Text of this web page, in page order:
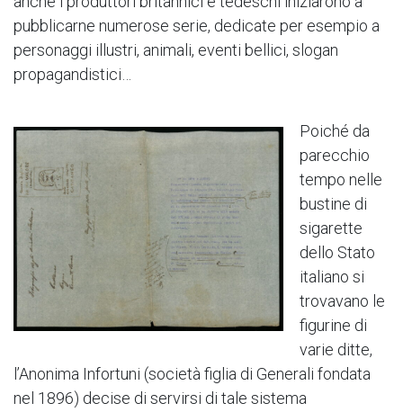
pubblicarne numerose serie, dedicate per esempio a
personaggi illustri, animali, eventi bellici, slogan
propagandistici…
Poiché da
parecchio
tempo nelle
bustine di
sigarette
dello Stato
italiano si
trovavano le
figurine di
varie ditte,
l’Anonima Infortuni (società figlia di Generali fondata
nel 1896) decise di servirsi di tale sistema